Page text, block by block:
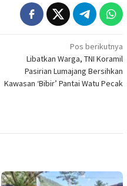
Pos berikutnya
Libatkan Warga, TNI Koramil
Pasirian Lumajang Bersihkan
Kawasan ‘Bibir’ Pantai Watu Pecak